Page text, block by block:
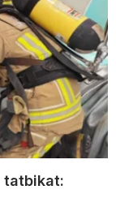
tatbikat: